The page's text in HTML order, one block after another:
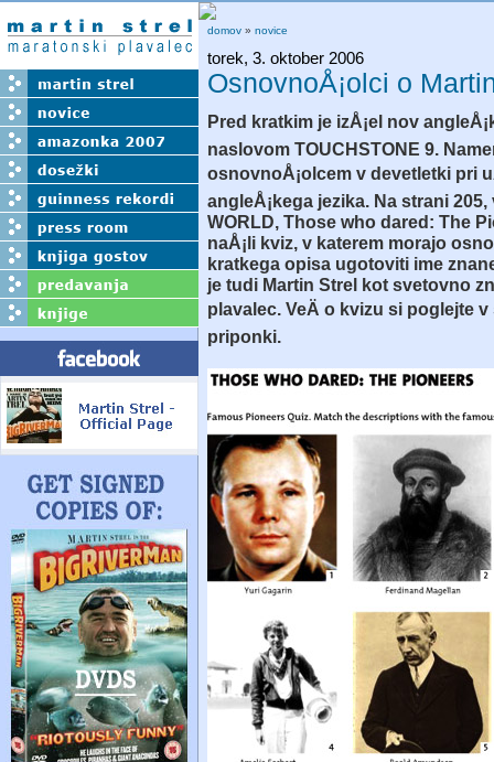
domov » novice
torek, 3. oktober 2006
OsnovnoÅ¡olci o
Pred kratkim je izÅ¡el nov
naslovom TOUCHSTONE 9.
osnovnoÅ¡olcem v devetletki pri
angleÅ¡kega jezika. Na strani
WORLD, Those who dared: The
naÅ¡li kviz, v katerem morajo
kratkega opisa ugotoviti ime
je tudi Martin Strel kot svetovno
plavalec. VeÄ o kvizu si poglejte
priponki.